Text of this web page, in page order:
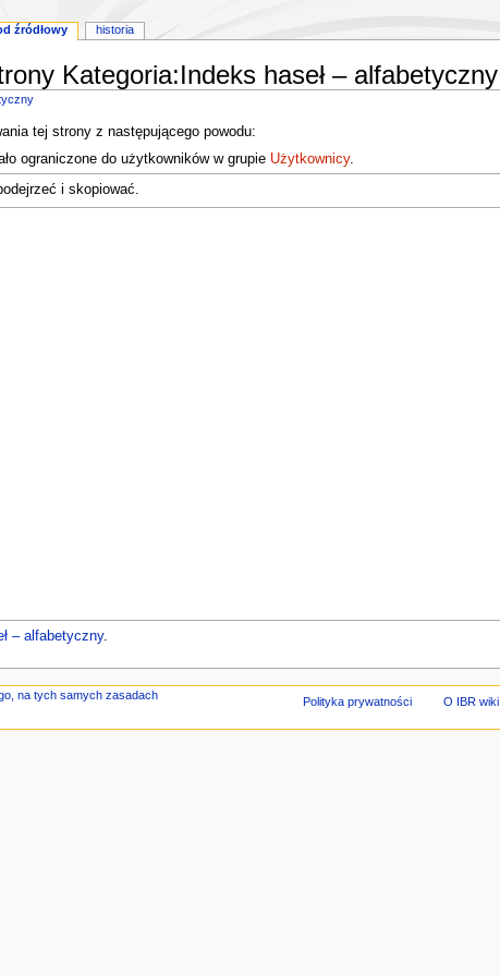
Kategoria:Indeks haseł – alfabetyczny
tej strony z następującego powodu:
ograniczone do użytkowników w grupie Użytkownicy.
i skopiować.
– alfabetyczny.
źródłowy historia
Polityka prywatności O IBR wiki